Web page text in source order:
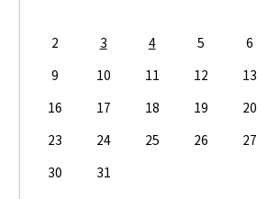
2
3 4 5 6
9
10 11 12 13
16
17 18 19 20
23
24 25 26 27
30
31